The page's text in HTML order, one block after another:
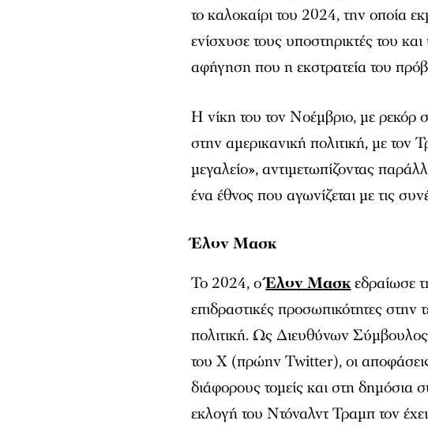
το καλοκαίρι του 2024, την οποία
ενίσχυσε τους υποστηρικτές του
αφήγηση που η εκστρατεία του
Η νίκη του τον Νοέμβριο, με ρεκόρ
στην αμερικανική πολιτική, με τον
μεγαλείο», αντιμετωπίζοντας
ένα έθνος που αγωνίζεται με τις
Έλον Μασκ
Το 2024, οΈλον Μασκεδραίωσε
επιδραστικές προσωπικότητες στην
πολιτική. Ως Διευθύνων
του X (πρώην Twitter), οι
διάφορους τομείς και στη
εκλογή του Ντόναλντ Τραμπ τον